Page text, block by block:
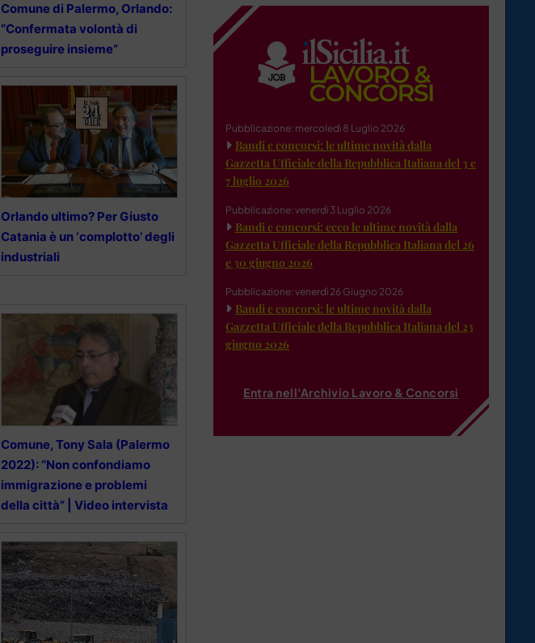
Comune di Palermo, Orlando:
“Confermata volontà di
proseguire insieme”
Orlando ultimo? Per Giusto
Catania è un ‘complotto’ degli
industriali
Comune, Tony Sala (Palermo
2022): “Non confondiamo
immigrazione e problemi
della città” | Video intervista
Pubblicazione: mercoledì 8 Luglio 2026
Bandi e concorsi: le ultime novità dalla
Gazzetta Ufficiale della Repubblica Italiana del 3 e
7 luglio 2026
Pubblicazione: venerdì 3 Luglio 2026
Bandi e concorsi: ecco le ultime novità dalla
Gazzetta Ufficiale della Repubblica Italiana del 26
e 30 giugno 2026
Pubblicazione: venerdì 26 Giugno 2026
Bandi e concorsi: le ultime novità dalla
Gazzetta Ufficiale della Repubblica Italiana del 23
giugno 2026
Entra nell'Archivio Lavoro & Concorsi